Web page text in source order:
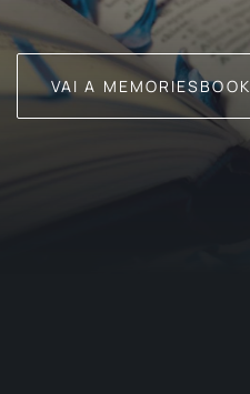
VAI A MEMORIESBOOK